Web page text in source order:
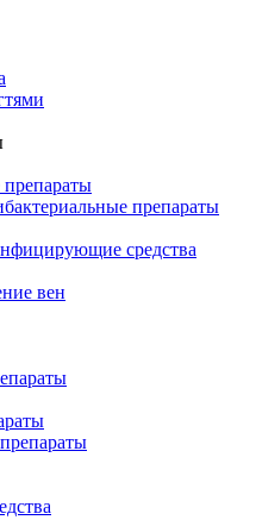
препараты
средства
вен